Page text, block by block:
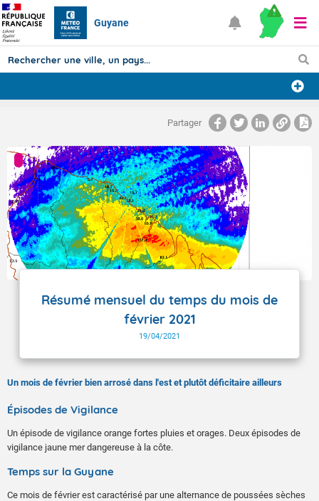
Guyane
Prévisions
TOUS LES RÉSULTATS
Articles
Partager
Résumé mensuel du temps du mois de
février 2021
19/04/2021
Un mois de février bien arrosé dans l'est et plutôt déficitaire ailleurs
Épisodes de Vigilance
Un épisode de vigilance orange fortes pluies et orages. Deux épisodes de
vigilance jaune mer dangereuse à la côte.
Temps sur la Guyane
Ce mois de février est caractérisé par une alternance de poussées sèches